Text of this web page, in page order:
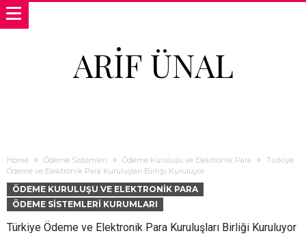
ARIF ÜNAL
Home Ödeme Sistemleri Ödeme Kuruluşu ve Elektronik Para
Türkiye
Ödeme ve Elektronik Para Kuruluşları Birliği Kuruluyor
ÖDEME KURULUŞU VE ELEKTRONIK PARA
ÖDEME SISTEMLERI KURUMLARI
Türkiye Ödeme ve Elektronik Para Kuruluşları Birliği Kuruluyor